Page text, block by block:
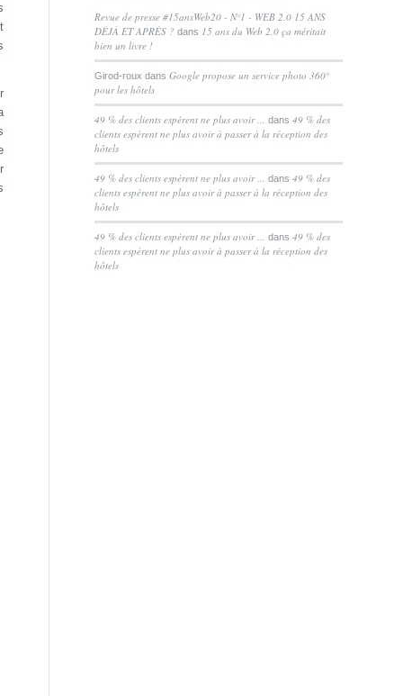
Revue de presse #15ansWeb20 - N°1 - WEB 2.0 15 ANS
DÉJÀ ET APRÈS ? dans 15 ans du Web 2.0 ça méritait
bien un livre !
Girod-roux dansGoogle propose un service photo 360°
pour les hôtels
49 % des clients espèrent ne plus avoir ... dans49 % des
clients espèrent ne plus avoir à passer à la réception des
hôtels
49 % des clients espèrent ne plus avoir ... dans49 % des
clients espèrent ne plus avoir à passer à la réception des
hôtels
49 % des clients espèrent ne plus avoir ... dans49 % des
clients espèrent ne plus avoir à passer à la réception des
hôtels